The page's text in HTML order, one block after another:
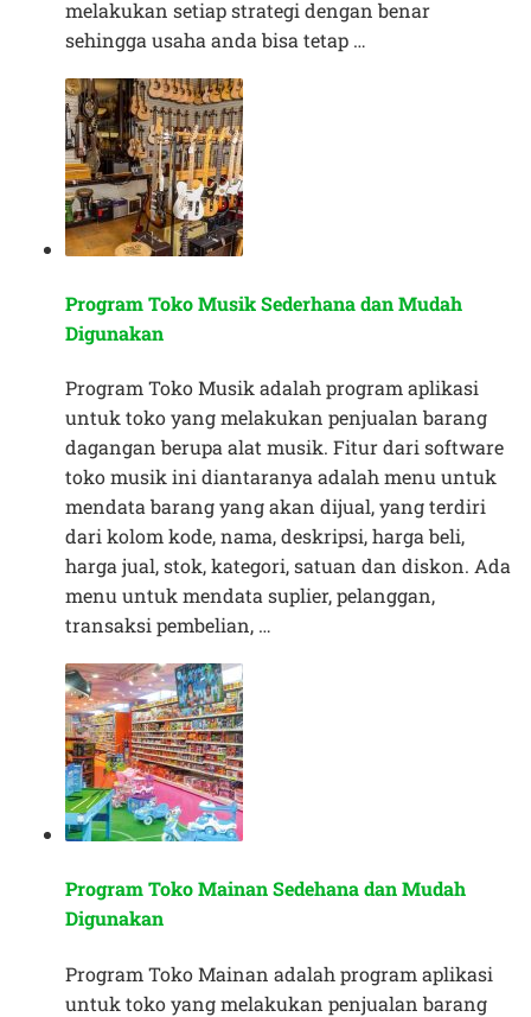
melakukan setiap strategi dengan benar
sehingga usaha anda bisa tetap …
Program Toko Musik Sederhana dan Mudah
Digunakan
Program Toko Musik adalah program aplikasi
untuk toko yang melakukan penjualan barang
dagangan berupa alat musik. Fitur dari software
toko musik ini diantaranya adalah menu untuk
mendata barang yang akan dijual, yang terdiri
dari kolom kode, nama, deskripsi, harga beli,
harga jual, stok, kategori, satuan dan diskon. Ada
menu untuk mendata suplier, pelanggan,
transaksi pembelian, …
Program Toko Mainan Sedehana dan Mudah
Digunakan
Program Toko Mainan adalah program aplikasi
untuk toko yang melakukan penjualan barang